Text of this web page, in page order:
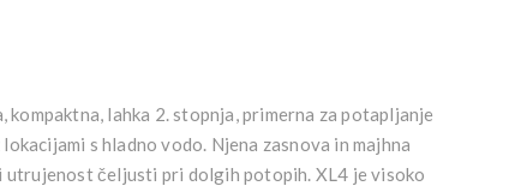
kompaktna, lahka 2. stopnja, primerna za potapljanje
s hladno vodo. Njena zasnova in majhna
utrujenost čeljusti pri dolgih potopih. XL4 je visoko